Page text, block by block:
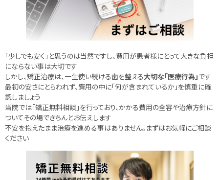
「少しでも安く」と思うのは当然ですし、費用が患者様にとって大きな負担
にならない事は大切です
しかし、矯正治療は、一生使い続ける歯を整える大切な「医療行為」です
最初の安さにとらわれず、費用の中に「何が含まれているか」を慎重に確
認しましょう
当院では「矯正無料相談」を行っており、かかる費用の全容や治療方針に
ついてその場できちんとお伝えします
不安を抱えたまま治療を進める事はありません。まずはお気軽にご相談
ください